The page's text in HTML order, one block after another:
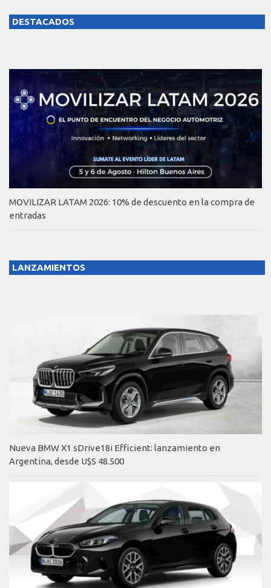
DESTACADOS
MOVILIZAR LATAM 2026: 10% de descuento en la compra de
entradas
LANZAMIENTOS
Nueva BMW X1 sDrive18i Efficient: lanzamiento en
Argentina, desde U$S 48.500